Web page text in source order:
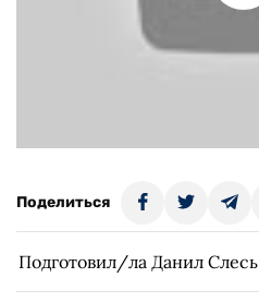
Поделиться
Подготовил/ла Данил Слесь